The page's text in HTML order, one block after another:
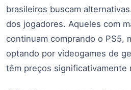
brasileiros buscam
dos jogadores. Aqueles com
continuam comprando o PS5,
optando por videogames de
têm preços significativamente